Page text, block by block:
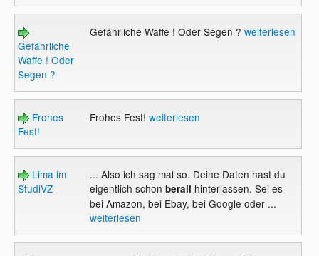
Gefährliche
Waffe ! Oder
Segen ?
Gefährliche Waffe ! Oder Segen ? weiterlesen
Frohes
Fest!
Frohes Fest! weiterlesen
Lima im
StudiVZ
... Also ich sag mal so. Deine Daten hast du
eigentlich schon berall hinterlassen. Sei es
bei Amazon, bei Ebay, bei Google oder ...
weiterlesen